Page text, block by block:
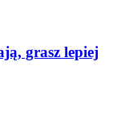
grasz lepiej